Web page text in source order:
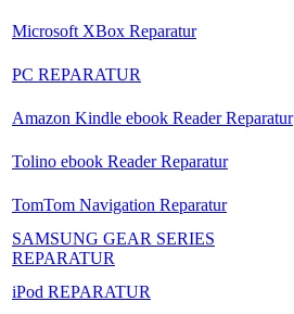
Microsoft XBox Reparatur
PC REPARATUR
Amazon Kindle ebook Reader Reparatur
Tolino ebook Reader Reparatur
TomTom Navigation Reparatur
SAMSUNG GEAR SERIES
REPARATUR
iPod REPARATUR